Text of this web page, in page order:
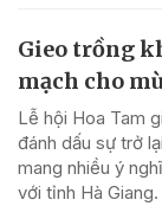
Gieo trồng
mạch cho
Lễ hội Hoa Tam
đánh dấu sự trở
mang nhiều ý
với tỉnh Hà Giang.